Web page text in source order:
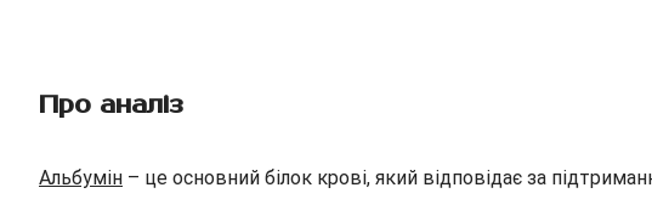
Про аналіз
Альбумін – це основний білок крові, який відповідає за